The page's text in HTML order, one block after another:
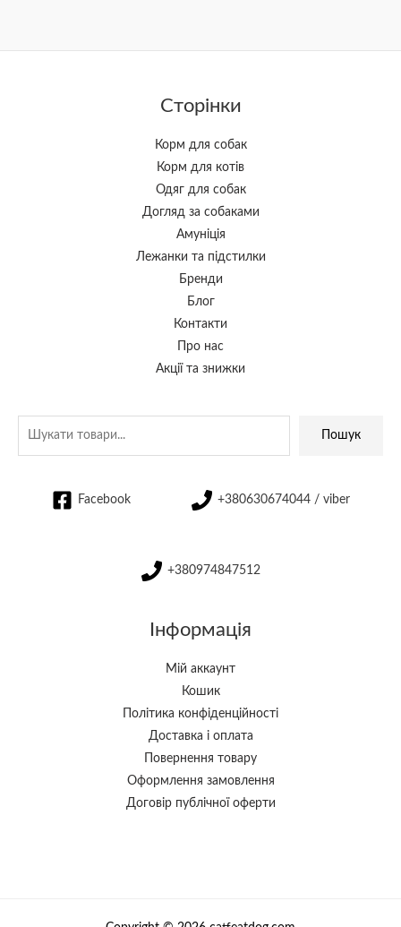
Сторінки
Корм для собак
Корм для котів
Одяг для собак
Догляд за собаками
Амуніція
Лежанки та підстилки
Бренди
Блог
Контакти
Про нас
Акції та знижки
Пошук
Facebook +380630674044 / viber
+380974847512
Інформація
Мій аккаунт
Кошик
Політика конфіденційності
Доставка і оплата
Повернення товару
Оформлення замовлення
Договір публічної оферти